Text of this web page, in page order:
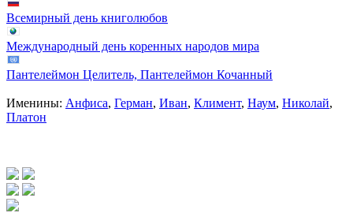
Всемирный день книголюбов
Международный день коренных народов мира
Пантелеймон Целитель, Пантелеймон Кочанный
Именины: Анфиса, Герман, Иван, Климент, Наум, Николай,
Платон